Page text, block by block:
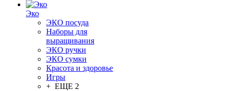
Эко
ЭКО посуда
Наборы для
выращивания
ЭКО ручки
ЭКО сумки
Красота и здоровье
Игры
+ ЕЩЕ 2